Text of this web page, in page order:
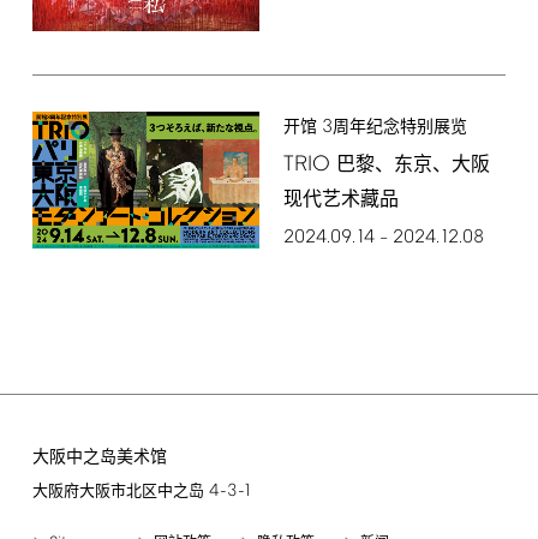
开馆 3周年纪念特别展览
TRIO 巴黎、东京、大阪
现代艺术藏品
2024.09.14– 2024.12.08
大阪中之岛美术馆
大阪府大阪市北区中之岛 4-3-1